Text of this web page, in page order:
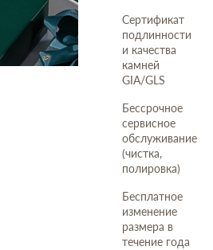
Сертификат
подлинности
и качества
камней
GIA/GLS
Бессрочное
сервисное
обслуживание
(чистка,
полировка)
Бесплатное
изменение
размера в
течение года